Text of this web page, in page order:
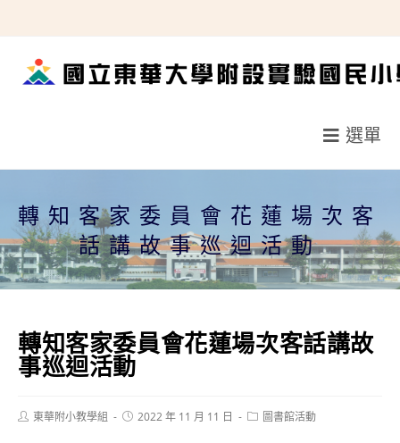
轉
選單
轉知客家委員會花蓮場次客
話講故事巡迴活動
轉知客家委員會花蓮場次客話講故
事巡迴活動
Post東華附小教學組
Post2022 年 11 月 11 日
Post圖書館活動